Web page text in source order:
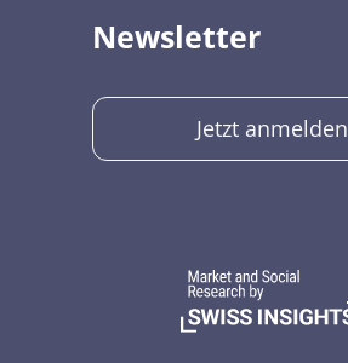
Newsletter
Jetzt anmelden